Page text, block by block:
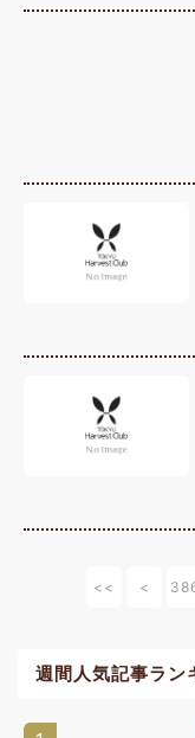
<< <
週間人気記事ラン